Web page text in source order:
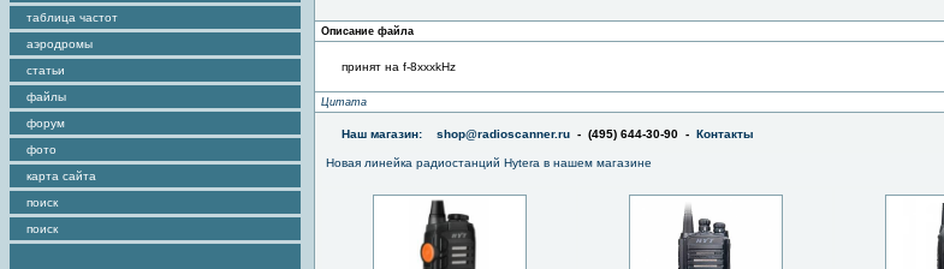
таблица частот
аэродромы
статьи
файлы
форум
фото
карта сайта
поиск
поиск
Описание файла
принят на f-8xxxkHz
Цитата
Наш магазин: shop@radioscanner.ru - (495) 644-30-90 - Контакты
Новая линейка радиостанций Hytera в нашем магазине